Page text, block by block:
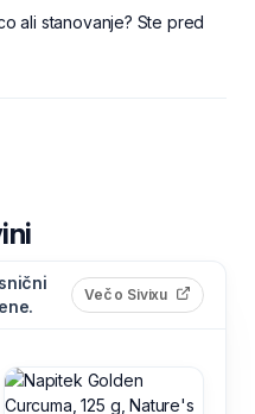
ali stanovanje? Ste pred
Več o Sivixu (odpre